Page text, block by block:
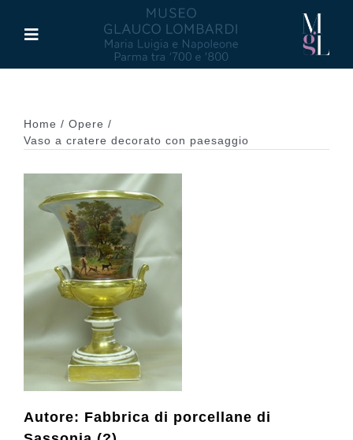
contenuto
Toggle
Maria Luigia d’Asburgo
Glauco Lombardi
Palazzo di Riserva
Attività
Pubblicazioni
Home
Opere
Vaso a cratere decorato con paesaggio
Autore: Fabbrica di porcellane di